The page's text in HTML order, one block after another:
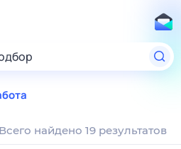
Всего найдено 19 результатов